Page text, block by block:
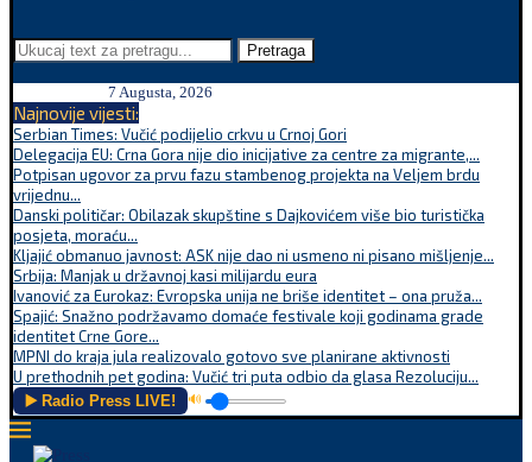
Pretraga
7 Augusta, 2026
Najnovije vijesti:
Serbian Times: Vučić podijelio crkvu u Crnoj Gori
Delegacija EU: Crna Gora nije dio inicijative za centre za migrante,...
Potpisan ugovor za prvu fazu stambenog projekta na Veljem brdu
vrijednu...
Danski političar: Obilazak skupštine s Dajkovićem više bio turistička
posjeta, moraću...
Kljajić obmanuo javnost: ASK nije dao ni usmeno ni pisano mišljenje...
Srbija: Manjak u državnoj kasi milijardu eura
Ivanović za Eurokaz: Evropska unija ne briše identitet – ona pruža...
Spajić: Snažno podržavamo domaće festivale koji godinama grade
identitet Crne Gore...
MPNI do kraja jula realizovalo gotovo sve planirane aktivnosti
U prethodnih pet godina: Vučić tri puta odbio da glasa Rezoluciju...
▶️ Radio Press LIVE! 🔊